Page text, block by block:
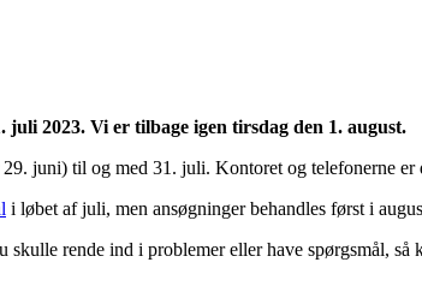
2023. Vi er tilbage igen tirsdag den 1. august.
juni) til og med 31. juli. Kontoret og telefonerne er
i løbet af juli, men ansøgninger behandles først i
rende ind i problemer eller have spørgsmål,